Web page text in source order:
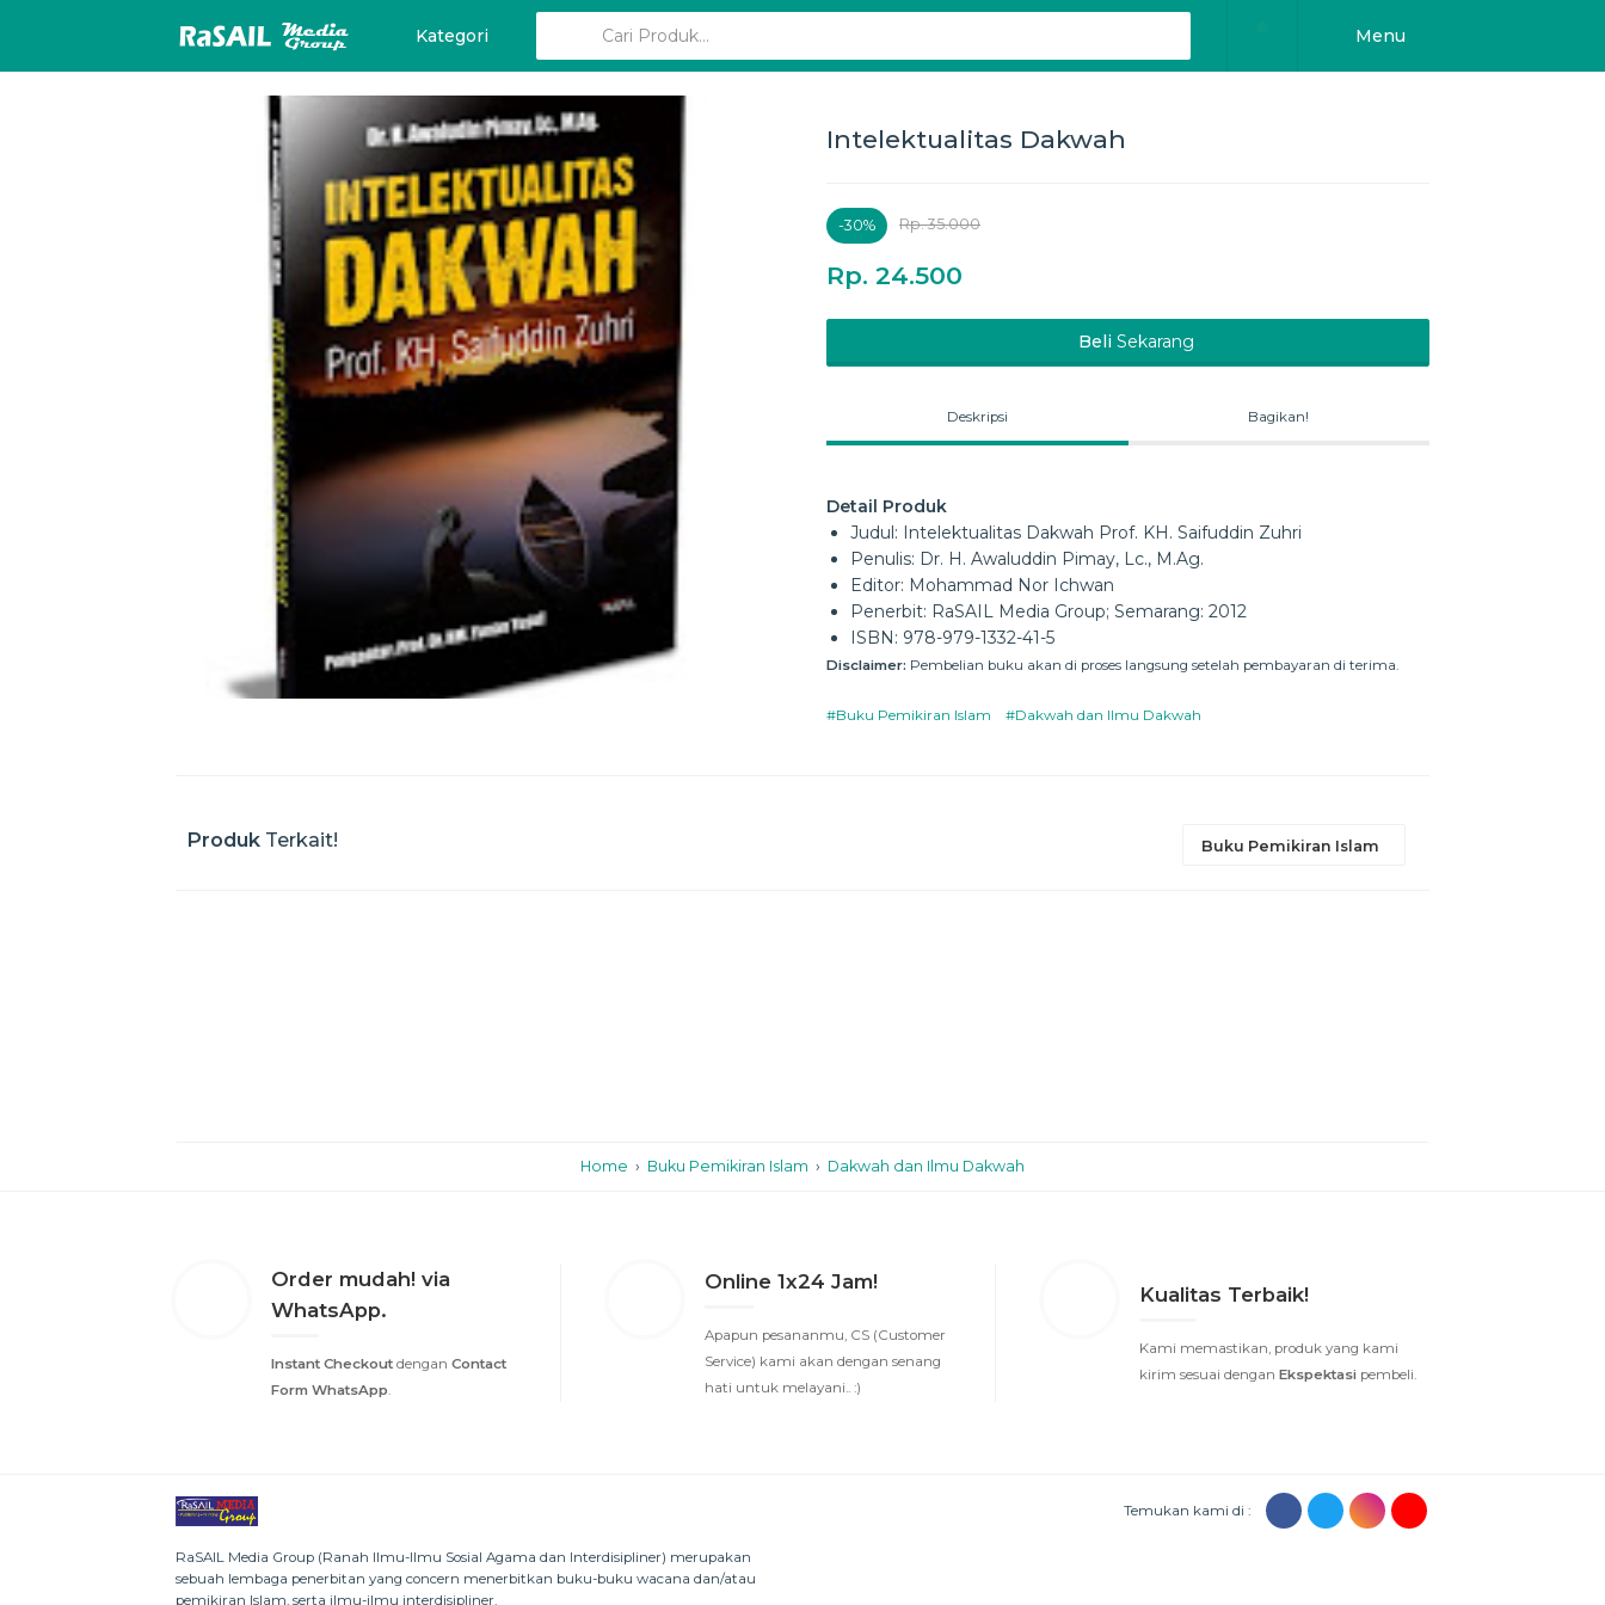
Kategori Menu
Intelektualitas Dakwah
-30% Rp. 35.000
Rp. 24.500
Beli Sekarang
Deskripsi Bagikan!
Detail Produk
Judul: Intelektualitas Dakwah Prof. KH. Saifuddin Zuhri
Penulis: Dr. H. Awaluddin Pimay, Lc., M.Ag.
Editor: Mohammad Nor Ichwan
Penerbit: RaSAIL Media Group; Semarang: 2012
ISBN: 978-979-1332-41-5
Disclaimer: Pembelian buku akan di proses langsung setelah pembayaran di terima.
#Buku Pemikiran Islam #Dakwah dan Ilmu Dakwah
Produk Terkait! Buku Pemikiran Islam
Home › Buku Pemikiran Islam › Dakwah dan Ilmu Dakwah
Order mudah! via
WhatsApp.
Instant Checkout dengan Contact
Form WhatsApp.
Online 1x24 Jam!
Apapun pesananmu, CS (Customer
Service) kami akan dengan senang
hati untuk melayani.. :)
Kualitas Terbaik!
Kami memastikan, produk yang kami
kirim sesuai dengan Ekspektasi pembeli.
RaSAIL Media Group (Ranah Ilmu-Ilmu Sosial Agama dan Interdisipliner) merupakan
sebuah lembaga penerbitan yang concern menerbitkan buku-buku wacana dan/atau
pemikiran Islam, serta ilmu-ilmu interdisipliner.
Temukan kami di :